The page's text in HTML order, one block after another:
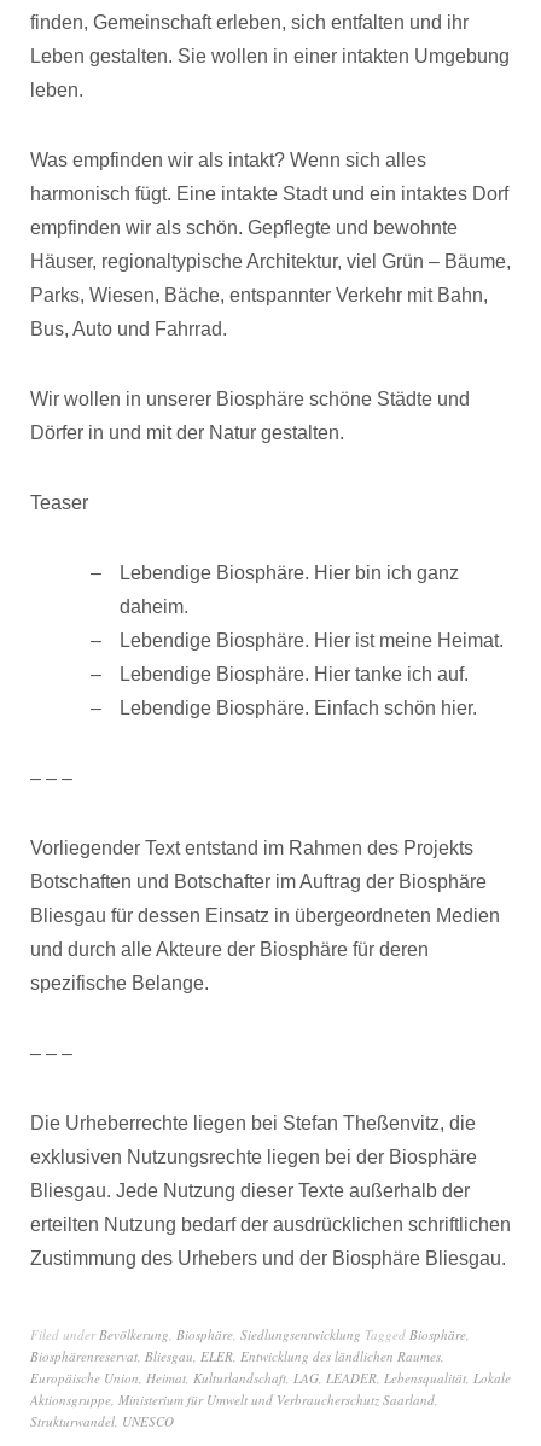
finden, Gemeinschaft erleben, sich entfalten und ihr
Leben gestalten. Sie wollen in einer intakten Umgebung
leben.
Was empfinden wir als intakt? Wenn sich alles
harmonisch fügt. Eine intakte Stadt und ein intaktes Dorf
empfinden wir als schön. Gepflegte und bewohnte
Häuser, regionaltypische Architektur, viel Grün – Bäume,
Parks, Wiesen, Bäche, entspannter Verkehr mit Bahn,
Bus, Auto und Fahrrad.
Wir wollen in unserer Biosphäre schöne Städte und
Dörfer in und mit der Natur gestalten.
Teaser
Lebendige Biosphäre. Hier bin ich ganz
daheim.
Lebendige Biosphäre. Hier ist meine Heimat.
Lebendige Biosphäre. Hier tanke ich auf.
Lebendige Biosphäre. Einfach schön hier.
– – –
Vorliegender Text entstand im Rahmen des Projekts
Botschaften und Botschafter im Auftrag der Biosphäre
Bliesgau für dessen Einsatz in übergeordneten Medien
und durch alle Akteure der Biosphäre für deren
spezifische Belange.
– – –
Die Urheberrechte liegen bei Stefan Theßenvitz, die
exklusiven Nutzungsrechte liegen bei der Biosphäre
Bliesgau. Jede Nutzung dieser Texte außerhalb der
erteilten Nutzung bedarf der ausdrücklichen schriftlichen
Zustimmung des Urhebers und der Biosphäre Bliesgau.
Filed underBevölkerung, Biosphäre, Siedlungsentwicklung Tagged Biosphäre,
Biosphärenreservat, Bliesgau, ELER, Entwicklung des ländlichen Raumes,
Europäische Union, Heimat, Kulturlandschaft, LAG, LEADER, Lebensqualität, Lokale
Aktionsgruppe, Ministerium für Umwelt und Verbraucherschutz Saarland,
Strukturwandel, UNESCO